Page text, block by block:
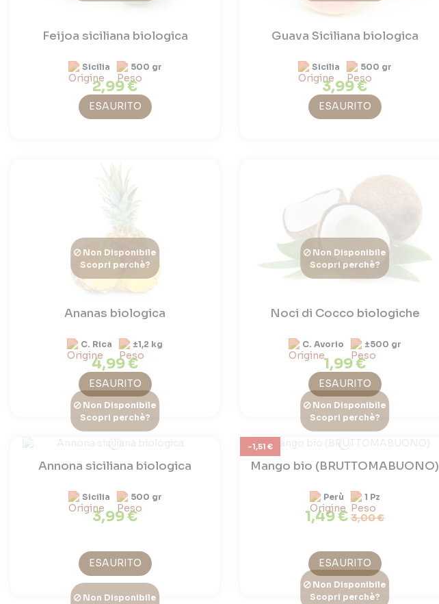
Feijoa siciliana biologica
Sicilia 500 gr
2,99 €
ESAURITO
Guava Siciliana biologica
Sicilia 500 gr
3,99 €
ESAURITO
Non Disponibile
Scopri perchè?
Ananas biologica
C. Rica ±1,2 kg
4,99 €
ESAURITO
Non Disponibile
Scopri perchè?
Noci di Cocco biologiche
C. Avorio ±500 gr
1,99 €
ESAURITO
Non Disponibile
Scopri perchè?
Annona siciliana biologica
Sicilia 500 gr
3,99 €
ESAURITO
-1,51 €
Non Disponibile
Scopri perchè?
Mango bio (BRUTTOMABUONO)
Perù 1 Pz
1,49 € 3,00 €
ESAURITO
Non Disponibile
Non Disponibile
Scopri perchè?